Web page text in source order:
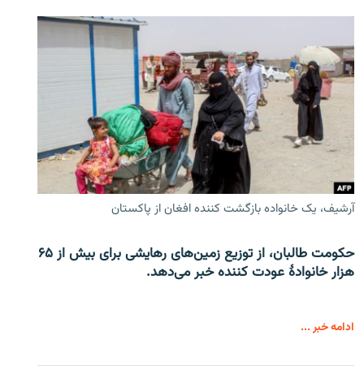
آرشیف، یک خانواده بازگشت کننده افغان از پاکستان
حکومت طالبان، از توزیع زمین‌های رهایشی برای بیش از ۶۵
هزار خانوادۀ عودت کننده خبر می‌دهد.
ادامه خبر ...